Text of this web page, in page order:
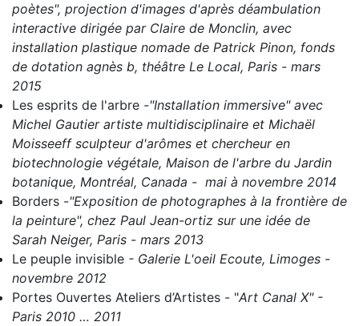
poètes", projection d'images d'après déambulation
interactive dirigée par Claire de Monclin, avec
installation plastique nomade de Patrick Pinon, fonds
de dotation agnès b, théâtre Le Local, Paris - mars
2015
Les esprits de l'arbre -"Installation immersive" avec
Michel Gautier artiste multidisciplinaire et Michaël
Moisseeff sculpteur d'arômes et chercheur en
biotechnologie végétale, Maison de l'arbre du Jardin
botanique, Montréal, Canada - mai à novembre 2014
Borders -"Exposition de photographes à la frontière de
la peinture", chez Paul Jean-ortiz sur une idée de
Sarah Neiger, Paris - mars 2013
Le peuple invisible - Galerie L'oeil Ecoute, Limoges -
novembre 2012
Portes Ouvertes Ateliers d’Artistes - "Art Canal X" -
Paris 2010 … 2011